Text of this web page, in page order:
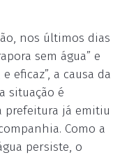
nos últimos dias
sem água” e
eficaz”, a causa da
situação é
prefeitura já emitiu
Como a
persiste, o